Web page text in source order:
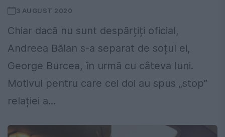
3 AUGUST 2020
Chiar dacă nu sunt despărțiți oficial,
Andreea Bălan s-a separat de soțul ei,
George Burcea, în urmă cu câteva luni.
Motivul pentru care cei doi au spus „stop”
relației a...